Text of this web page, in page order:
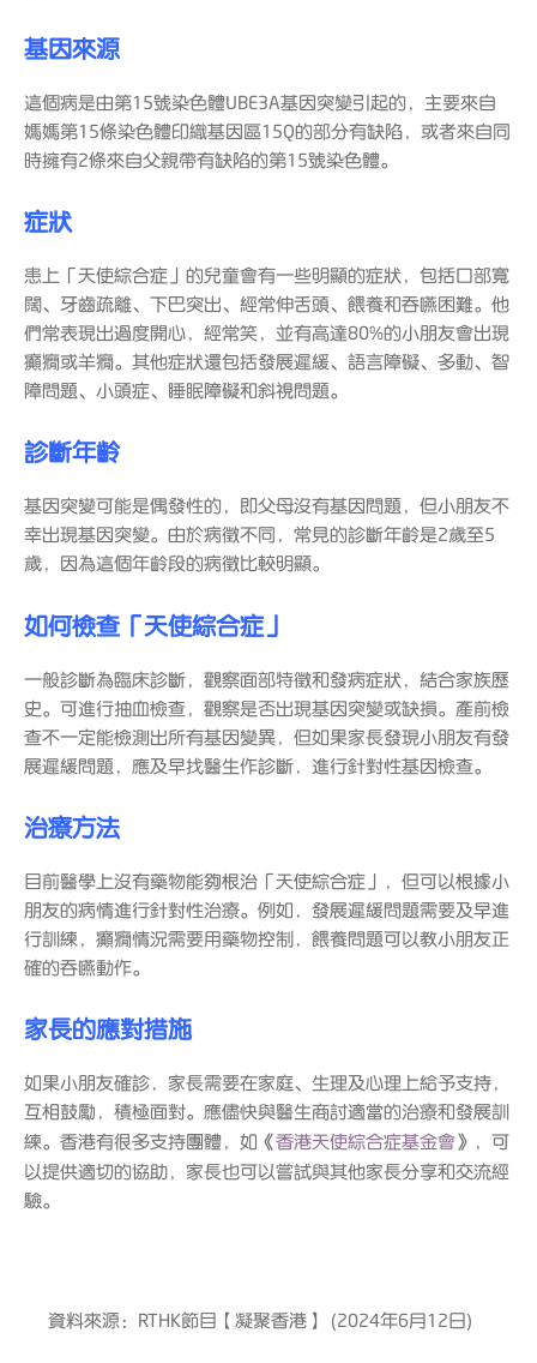
基因來源
這個病是由第15號染色體UBE3A基因突變引起的，主要來自
媽媽第15條染色體印織基因區15Q的部分有缺陷，或者來自同
時擁有2條來自父親帶有缺陷的第15號染色體。
症狀
患上「天使綜合症」的兒童會有一些明顯的症狀，包括口部寬
闊、牙齒疏離、下巴突出、經常伸舌頭、餵養和吞嚥困難。他
們常表現出過度開心，經常笑，並有高達80%的小朋友會出現
癲癇或羊癇。其他症狀還包括發展遲緩、語言障礙、多動、智
障問題、小頭症、睡眠障礙和斜視問題。
診斷年齡
基因突變可能是偶發性的，即父母沒有基因問題，但小朋友不
幸出現基因突變。由於病徵不同，常見的診斷年齡是2歲至5
歲，因為這個年齡段的病徵比較明顯。
如何檢查「天使綜合症」
一般診斷為臨床診斷，觀察面部特徵和發病症狀，結合家族歷
史。可進行抽血檢查，觀察是否出現基因突變或缺損。產前檢
查不一定能檢測出所有基因變異，但如果家長發現小朋友有發
展遲緩問題，應及早找醫生作診斷，進行針對性基因檢查。
治療方法
目前醫學上沒有藥物能夠根治「天使綜合症」，但可以根據小
朋友的病情進行針對性治療。例如，發展遲緩問題需要及早進
行訓練，癲癇情況需要用藥物控制，餵養問題可以教小朋友正
確的吞嚥動作。
家長的應對措施
如果小朋友確診，家長需要在家庭、生理及心理上給予支持，
互相鼓勵，積極面對。應儘快與醫生商討適當的治療和發展訓
練。香港有很多支持團體，如《香港天使綜合症基金會》，可
以提供適切的協助，家長也可以嘗試與其他家長分享和交流經
驗。
資料來源：RTHK節目【凝聚香港】 (2024年6月12日)